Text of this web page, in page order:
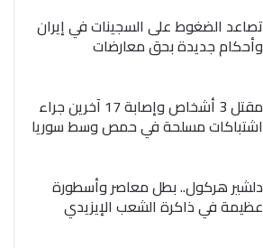
تصاعد الضغوط على السجينات في إيران
وأحكام جديدة بحق معارضات
مقتل 3 أشخاص وإصابة 17 آخرين جراء
اشتباكات مسلحة في حمص وسط سوريا
دلشير هركول.. بطل معاصر وأسطورة
عظيمة في ذاكرة الشعب الإيزيدي